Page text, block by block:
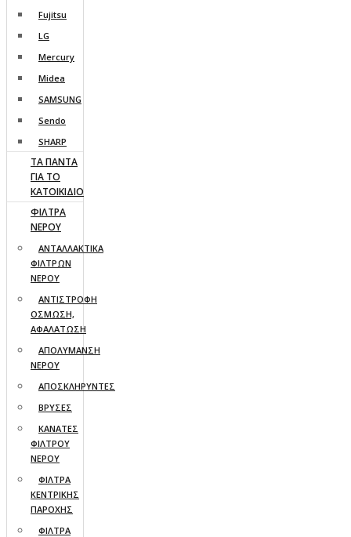
Fujitsu
LG
Mercury
Midea
SAMSUNG
Sendo
SHARP
ΤΑ ΠΑΝΤΑ
ΓΙΑ ΤΟ
ΚΑΤΟΙΚΙΔΙΟ
ΦΙΛΤΡΑ
ΝΕΡΟΥ
ΑΝΤΑΛΛΑΚΤΙΚΑ
ΦΙΛΤΡΩΝ
ΝΕΡΟΥ
ΑΝΤΙΣΤΡΟΦΗ
ΟΣΜΩΣΗ,
ΑΦΑΛΑΤΩΣΗ
ΑΠΟΛΥΜΑΝΣΗ
ΝΕΡΟΥ
ΑΠΟΣΚΛΗΡΥΝΤΕΣ
ΒΡΥΣΕΣ
ΚΑΝΑΤΕΣ
ΦΙΛΤΡΟΥ
ΝΕΡΟΥ
ΦΙΛΤΡΑ
ΚΕΝΤΡΙΚΗΣ
ΠΑΡΟΧΗΣ
ΦΙΛΤΡΑ